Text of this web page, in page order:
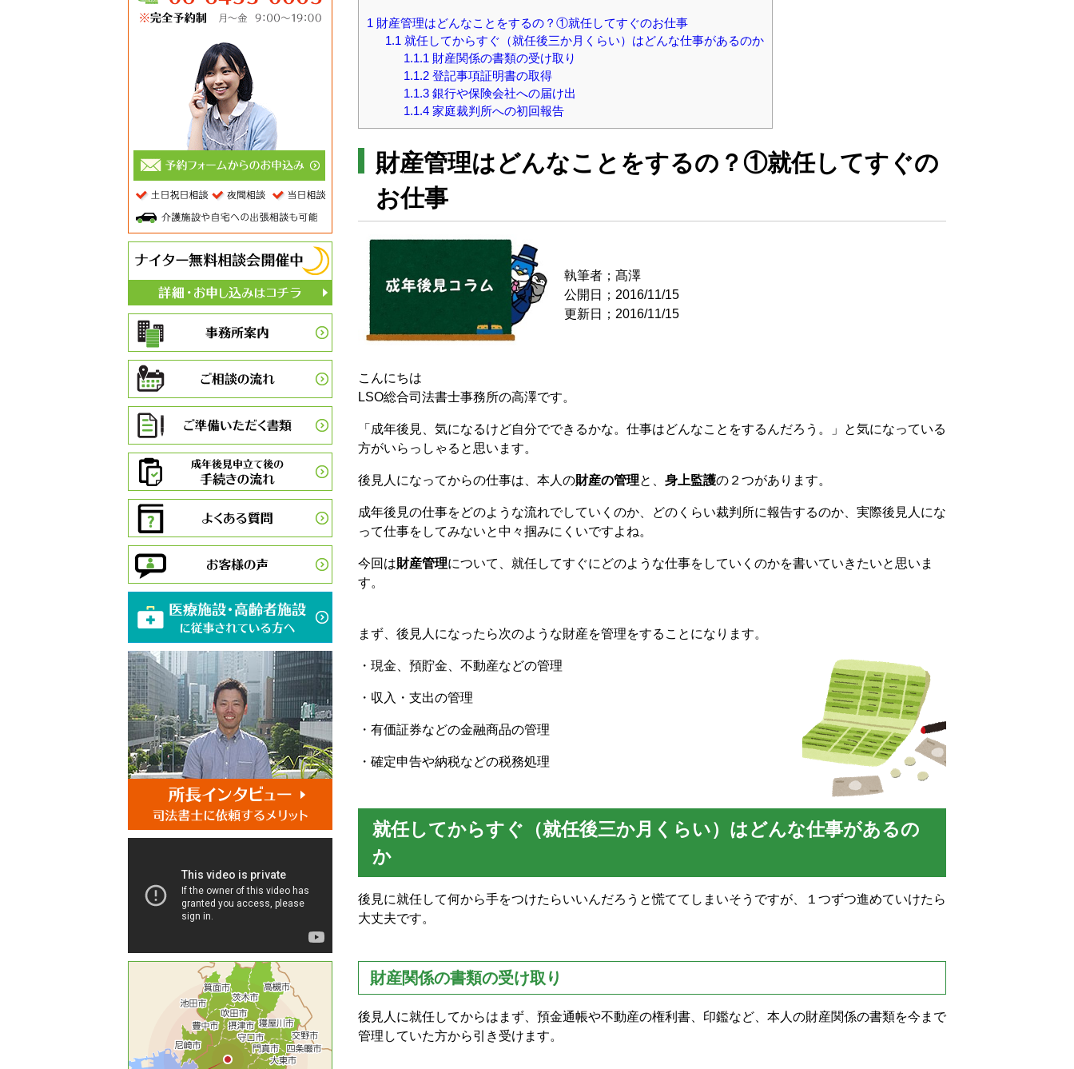
1 財産管理はどんなことをするの？①就任してすぐのお仕事
1.1 就任してからすぐ（就任後三か月くらい）はどんな仕事があるのか
1.1.1 財産関係の書類の受け取り
1.1.2登記事項証明書の取得
1.1.3銀行や保険会社への届け出
1.1.4家庭裁判所への初回報告
財産管理はどんなことをするの？①就任してすぐの
お仕事
執筆者；髙澤
公開日；2016/11/15
更新日；2016/11/15
こんにちは
LSO総合司法書士事務所の高澤です。
「成年後見、気になるけど自分でできるかな。仕事はどんなことをするんだろう。」と気になっている
方がいらっしゃると思います。
後見人になってからの仕事は、本人の財産の管理と、 身上監護の２つがあります。
成年後見の仕事をどのような流れでしていくのか、どのくらい裁判所に報告するのか、実際後見人にな
って仕事をしてみないと中々掴みにくいですよね。
今回は財産管理について、就任してすぐにどのような仕事をしていくのかを書いていきたいと思いま
す。
まず、後見人になったら次のような財産を管理をすることになります。
・現金、預貯金、不動産などの管理
・収入・支出の管理
・有価証券などの金融商品の管理
・確定申告や納税などの税務処理
就任してからすぐ（就任後三か月くらい）はどんな仕事があるの
か
後見に就任して何から手をつけたらいいんだろうと慌ててしまいそうですが、１つずつ進めていけたら
大丈夫です。
財産関係の書類の受け取り
後見人に就任してからはまず、預金通帳や不動産の権利書、印鑑など、本人の財産関係の書類を今まで
管理していた方から引き受けます。